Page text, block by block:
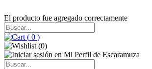
El producto fue agregado correctamente
( 0 )
(0)